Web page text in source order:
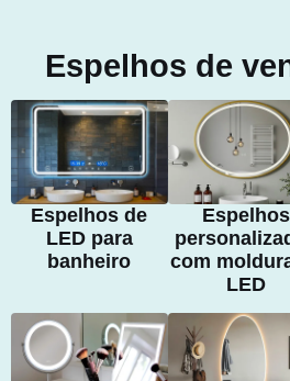
Espelhos de
Espelhos de
LED para
banheiro
Espelhos
com
LED